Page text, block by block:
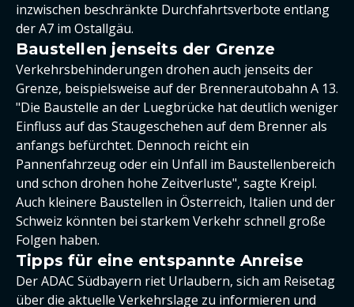
inzwischen beschränkte Durchfahrtsverbote entlang
der A7 im Ostallgäu.
Baustellen jenseits der Grenze
Verkehrsbehinderungen drohen auch jenseits der
Grenze, beispielsweise auf der Brennerautobahn A 13.
"Die Baustelle an der Luegbrücke hat deutlich weniger
Einfluss auf das Staugeschehen auf dem Brenner als
anfangs befürchtet. Dennoch reicht ein
Pannenfahrzeug oder ein Unfall im Baustellenbereich
und schon drohen hohe Zeitverluste", sagte Kreipl.
Auch kleinere Baustellen in Österreich, Italien und der
Schweiz könnten bei starkem Verkehr schnell große
Folgen haben.
Tipps für eine entspannte Anreise
Der ADAC Südbayern riet Urlaubern, sich am Reisetag
über die aktuelle Verkehrslage zu informieren und